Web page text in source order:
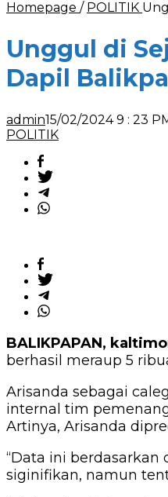
Homepage / POLITIK
Unggul di
Dapil
admin15/02/2024 9 : 23
POLITIK
BALIKPAPAN,
berhasil meraup 5
Arisanda sebagai
internal tim
Artinya, Arisanda
“Data ini
siginifikan, namun